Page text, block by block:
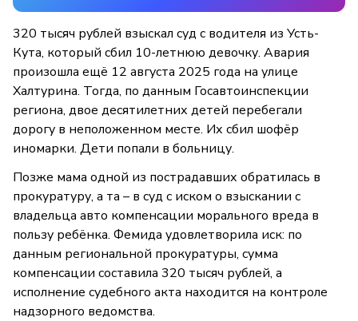
320 тысяч рублей взыскал суд с водителя из Усть-
Кута, который сбил 10-летнюю девочку. Авария
произошла ещё 12 августа 2025 года на улице
Халтурина. Тогда, по данным Госавтоинспекции
региона, двое десятилетних детей перебегали
дорогу в неположенном месте. Их сбил шофёр
иномарки. Дети попали в больницу.
Позже мама одной из пострадавших обратилась в
прокуратуру, а та – в суд с иском о взыскании с
владельца авто компенсации морального вреда в
пользу ребёнка. Фемида удовлетворила иск: по
данным региональной прокуратуры, сумма
компенсации составила 320 тысяч рублей, а
исполнение судебного акта находится на контроле
надзорного ведомства.